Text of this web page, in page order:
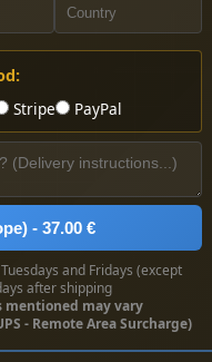
Stripe PayPal
- 37.00 €
and Fridays (except
after shipping
mentioned may vary
- Remote Area Surcharge)